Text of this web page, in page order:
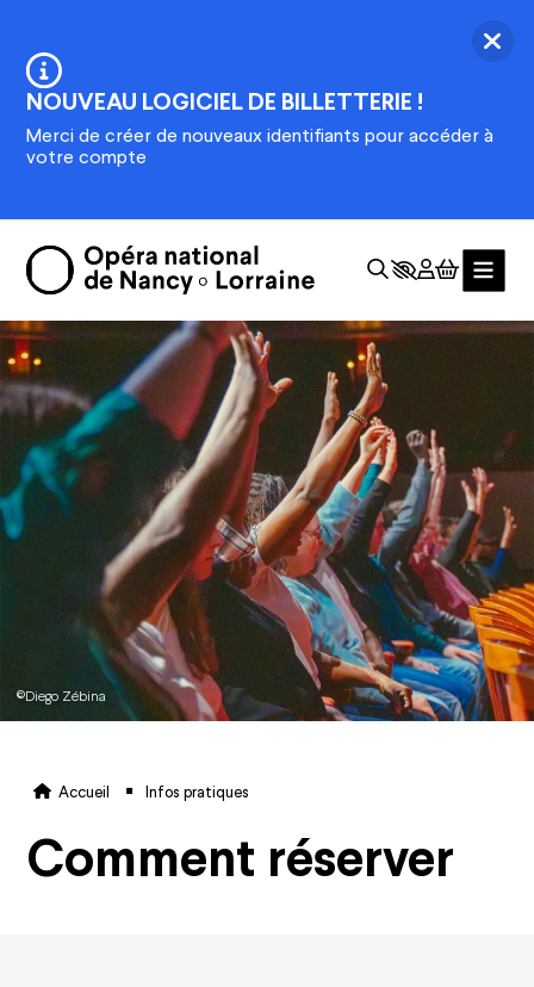
Information :
NOUVEAU LOGICIEL DE BILLETTERIE !
Merci de créer de nouveaux identifiants pour accéder à
votre compte
©Diego Zébina
Fil d'Ariane
Accueil Infos pratiques
Comment réserver